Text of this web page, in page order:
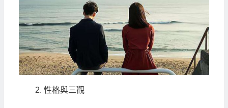
2. 性格與三觀